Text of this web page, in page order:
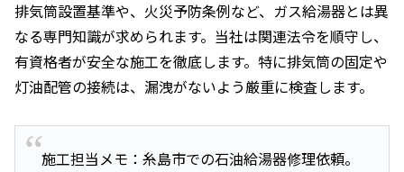
排気筒設置基準や、火災予防条例など、ガス給湯器とは異
なる専門知識が求められます。当社は関連法令を順守し、
有資格者が安全な施工を徹底します。特に排気筒の固定や
灯油配管の接続は、漏洩がないよう厳重に検査します。
施工担当メモ：糸島市での石油給湯器修理依頼。